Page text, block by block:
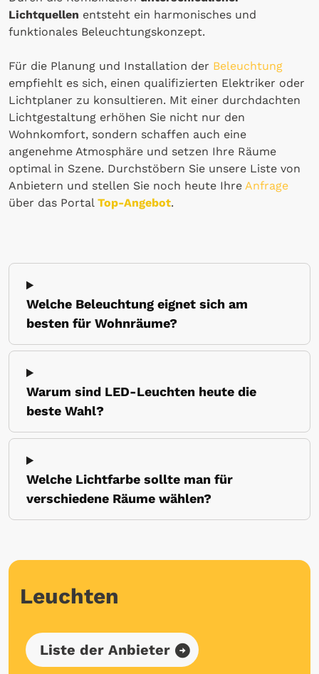
Lichtquellen entsteht ein harmonisches und
funktionales Beleuchtungskonzept.
Für die Planung und Installation der Beleuchtung
empfiehlt es sich, einen qualifizierten Elektriker oder
Lichtplaner zu konsultieren. Mit einer durchdachten
Lichtgestaltung erhöhen Sie nicht nur den
Wohnkomfort, sondern schaffen auch eine
angenehme Atmosphäre und setzen Ihre Räume
optimal in Szene. Durchstöbern Sie unsere Liste von
Anbietern und stellen Sie noch heute Ihre Anfrage
über das Portal Top-Angebot.
Welche Beleuchtung eignet sich am
besten für Wohnräume?
Warum sind LED-Leuchten heute die
beste Wahl?
Welche Lichtfarbe sollte man für
verschiedene Räume wählen?
Leuchten
Liste der Anbieter